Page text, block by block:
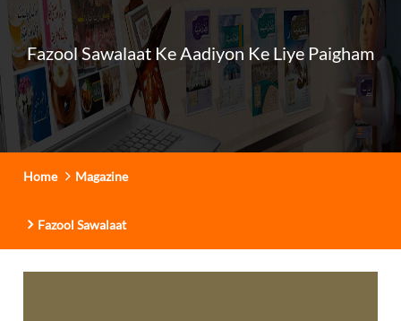
Fazool Sawalaat Ke Aadiyon Ke Liye Paigham
Home Magazine
Fazool Sawalaat